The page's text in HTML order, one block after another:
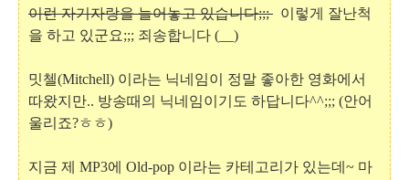
이런 자기자랑을 늘어놓고 있습니다;;; 이렇게 잘난척
을 하고 있군요;;; 죄송합니다 (__)
밋첼(Mitchell) 이라는 닉네임이 정말 좋아한 영화에서
따왔지만.. 방송때의 닉네임이기도 하답니다^^;;; (안어
울리죠?ㅎㅎ)
지금 제 MP3에 Old-pop 이라는 카테고리가 있는데~ 마